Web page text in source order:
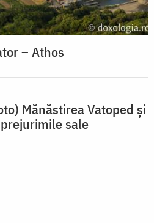
– Athos
Mănăstirea Vatoped și
sale